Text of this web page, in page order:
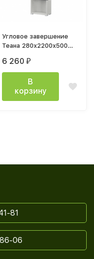
Угловое завершение
Теана 280x2200x500
МДФ мрамор дарк
6 260 ₽
В
корзину
81
06